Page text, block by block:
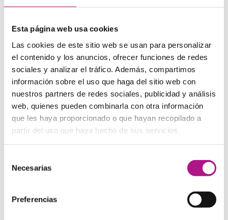
Esta página web usa cookies
Las cookies de este sitio web se usan para personalizar
el contenido y los anuncios, ofrecer funciones de redes
sociales y analizar el tráfico. Además, compartimos
información sobre el uso que haga del sitio web con
nuestros partners de redes sociales, publicidad y análisis
web, quienes pueden combinarla con otra información
que les haya proporcionado o que hayan recopilado a
partir del uso que haya hecho de sus servicios.
Necesarias
Preferencias
modernos. Si eres un romántico, ¡estos libros son lo tuyo!
Sophie Kinsella. Una de sus novelas más recomendables
4) Para amantes de las distopías:
The HungerGames
Los 3 tomos deLos juegos del hambretambién están
entre los mejores libros para leer en inglés. Al estar
gusta leer sobre futuros distópicos y aventuras de acción,
seguro que esta serie te encantará.